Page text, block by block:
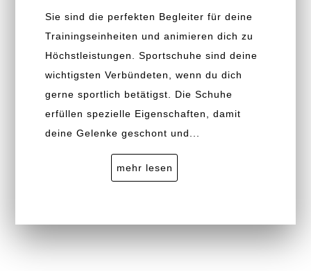
Sie sind die perfekten Begleiter für deine
Trainingseinheiten und animieren dich zu
Höchstleistungen. Sportschuhe sind deine
wichtigsten Verbündeten, wenn du dich
gerne sportlich betätigst. Die Schuhe
erfüllen spezielle Eigenschaften, damit
deine Gelenke geschont und...
mehr lesen